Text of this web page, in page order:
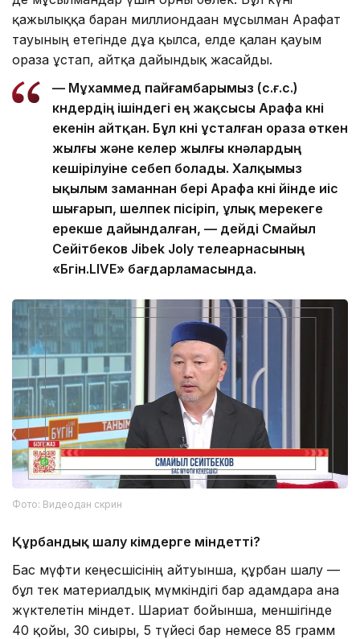
қажылыққа барған миллиондаған мұсылман Арафат
тауының етегінде дұға қылса, елде қалған қауым
ораза ұстап, айтқа дайындық жасайды.
— Мұхаммед пайғамбарымыз (с.ғ.с.)
күндердің ішіндегі ең жақсысы Арафа күні
екенін айтқан. Бұл күні ұсталған ораза өткен
жылғы және келер жылғы күнәлардың
кешірілуіне себеп болады. Халқымыз
ықылым заманнан бері Арафа күні үйінде иіс
шығарып, шелпек пісіріп, ұлық мерекеге
ерекше дайындалған, — дейді Смайыл
Сейітбеков Jibek Joly телеарнасының
«Бүгін.LIVE» бағдарламасында.
Фото: Видеодан скрин
Құрбандық шалу кімдерге міндетті?
Бас мүфти кеңесшісінің айтуынша, құрбан шалу —
бұл тек материалдық мүмкіндігі бар адамдарға ғана
жүктелетін міндет. Шариғат бойынша, меншігінде
40 қойы, 30 сиыры, 5 түйесі бар немесе 85 грамм